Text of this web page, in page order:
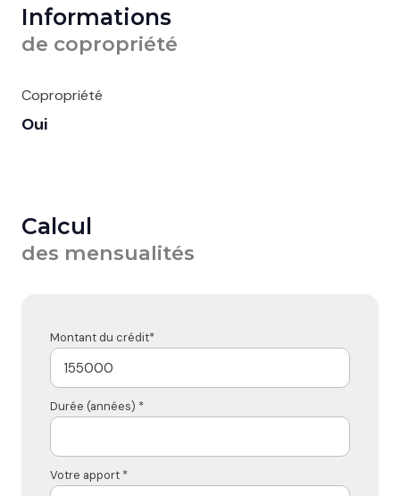
Informations
de copropriété
Copropriété
Oui
Calcul
des mensualités
Montant du crédit*
Durée (années) *
Votre apport *